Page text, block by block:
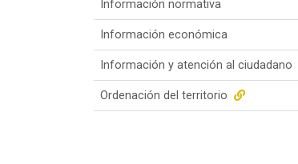
Información normativa
Información económica
Información y atención al ciudadano
Ordenación del territorio